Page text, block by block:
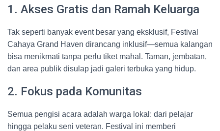
1. Akses Gratis dan Ramah Keluarga
Tak seperti banyak event besar yang eksklusif, Festival
Cahaya Grand Haven dirancang inklusif—semua kalangan
bisa menikmati tanpa perlu tiket mahal. Taman, jembatan,
dan area publik disulap jadi galeri terbuka yang hidup.
2. Fokus pada Komunitas
Semua pengisi acara adalah warga lokal: dari pelajar
hingga pelaku seni veteran. Festival ini memberi